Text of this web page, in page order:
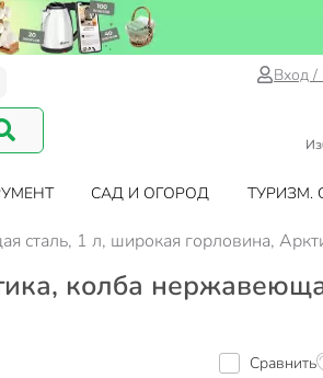
Вход /
САД И ОГОРОД ТУРИЗМ.
сталь, 1 л, широкая горловина,
колба
Сравнить